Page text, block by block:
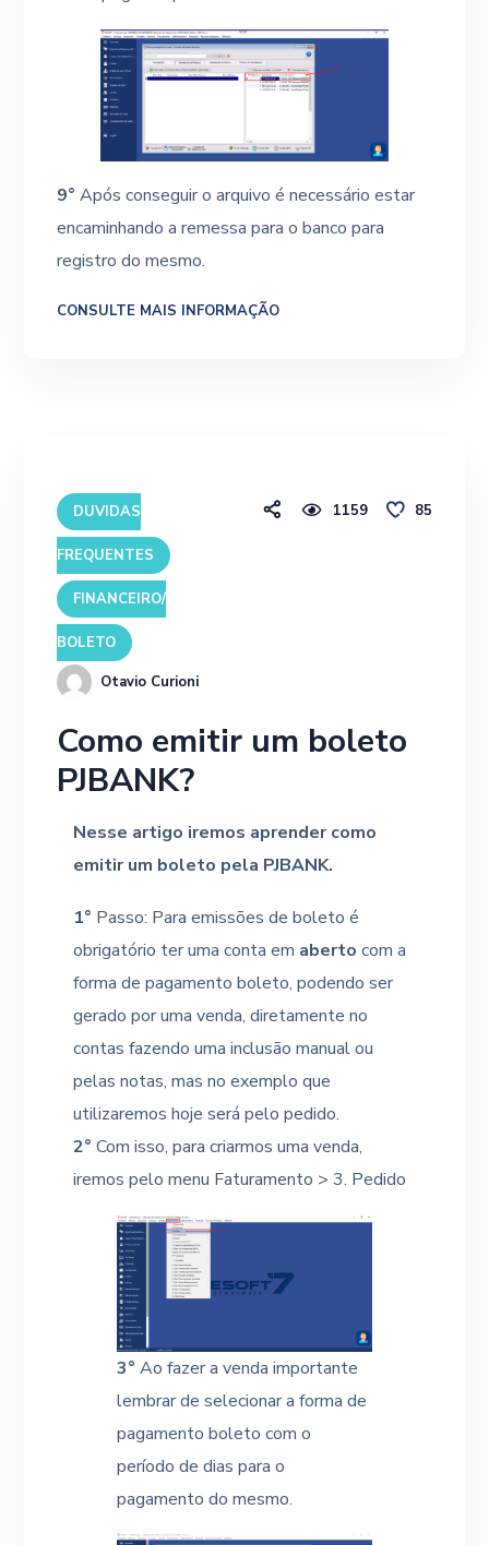
9° Após conseguir o arquivo é necessário estar
encaminhando a remessa para o banco para
registro do mesmo.
CONSULTE MAIS INFORMAÇÃO
DUVIDAS
FREQUENTES
FINANCEIRO/
BOLETO
Otavio Curioni
1159 85
Como emitir um boleto
PJBANK?
Nesse artigo iremos aprender como
emitir um boleto pela PJBANK.
1° Passo: Para emissões de boleto é
obrigatório ter uma conta em aberto com a
forma de pagamento boleto, podendo ser
gerado por uma venda, diretamente no
contas fazendo uma inclusão manual ou
pelas notas, mas no exemplo que
utilizaremos hoje será pelo pedido.
2° Com isso, para criarmos uma venda,
iremos pelo menu Faturamento > 3. Pedido
3°Ao fazer a venda importante
lembrar de selecionar a forma de
pagamento boleto com o
período de dias para o
pagamento do mesmo.